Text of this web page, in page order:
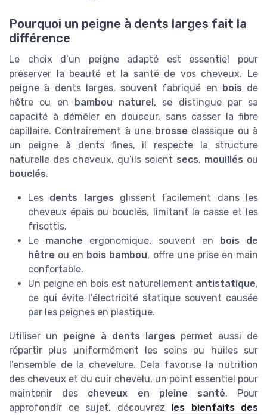
Pourquoi un peigne à dents larges fait la
différence
Le choix d’un peigne adapté est essentiel pour
préserver la beauté et la santé de vos cheveux. Le
peigne à dents larges, souvent fabriqué en bois de
hêtre ou en bambou naturel, se distingue par sa
capacité à démêler en douceur, sans casser la fibre
capillaire. Contrairement à une brosse classique ou à
un peigne à dents fines, il respecte la structure
naturelle des cheveux, qu’ils soient secs, mouillés ou
bouclés.
Les dents larges glissent facilement dans les
cheveux épais ou bouclés, limitant la casse et les
frisottis.
Le manche ergonomique, souvent en bois de
hêtre ou en bois bambou, offre une prise en main
confortable.
Un peigne en bois est naturellement antistatique,
ce qui évite l’électricité statique souvent causée
par les peignes en plastique.
Utiliser un peigne à dents larges permet aussi de
répartir plus uniformément les soins ou huiles sur
l’ensemble de la chevelure. Cela favorise la nutrition
des cheveux et du cuir chevelu, un point essentiel pour
maintenir des cheveux en pleine santé. Pour
approfondir ce sujet, découvrez les bienfaits des